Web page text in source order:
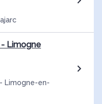
- Limogne
Limogne-en-